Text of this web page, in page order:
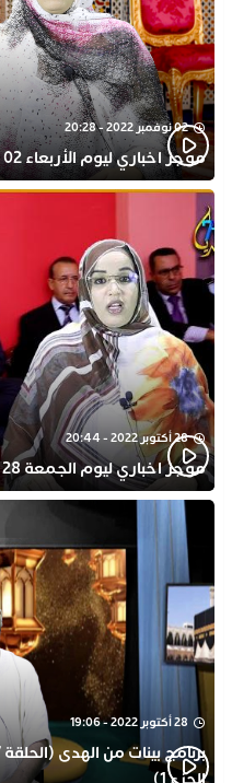
02 نوفمبر 2022 - 20:28
موجز اخباري ليوم الأربعاء 02 نونبر 2022
28 أكتوبر 2022 - 20:44
موجز اخباري ليوم الجمعة 28 أكتوبر 2022
28 أكتوبر 2022 - 19:06